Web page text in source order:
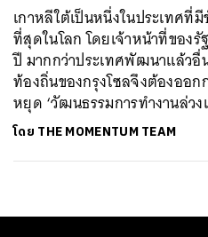
เกาหลีใต้เป็นหนึ่งในประเทศที่
ที่สุดในโลก โดยเจ้าหน้าที่ของรั
ปี มากกว่าประเทศพัฒนาแล้วอื่
ท้องถิ่นของกรุงโซลจึงต้องออก
หยุด ‘วัฒนธรรมการทำงานล่วงเ
โดย THE MOMENTUM TEAM